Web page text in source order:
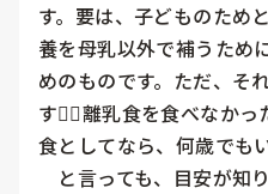
す。要は、子どものため
養を母乳以外で補うため
めのものです。ただ、そ
す🙅‍♀️離乳食を食べなか
食としてなら、何歳でも
と言っても、目安が知